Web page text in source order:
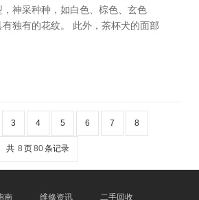
神采种种，如白色、棕色、玄色
独有的花纹。 此外，茶杯犬的面部
3 4 5 6 7 8
共 8 页80条记录
南 维修资讯 二手回收